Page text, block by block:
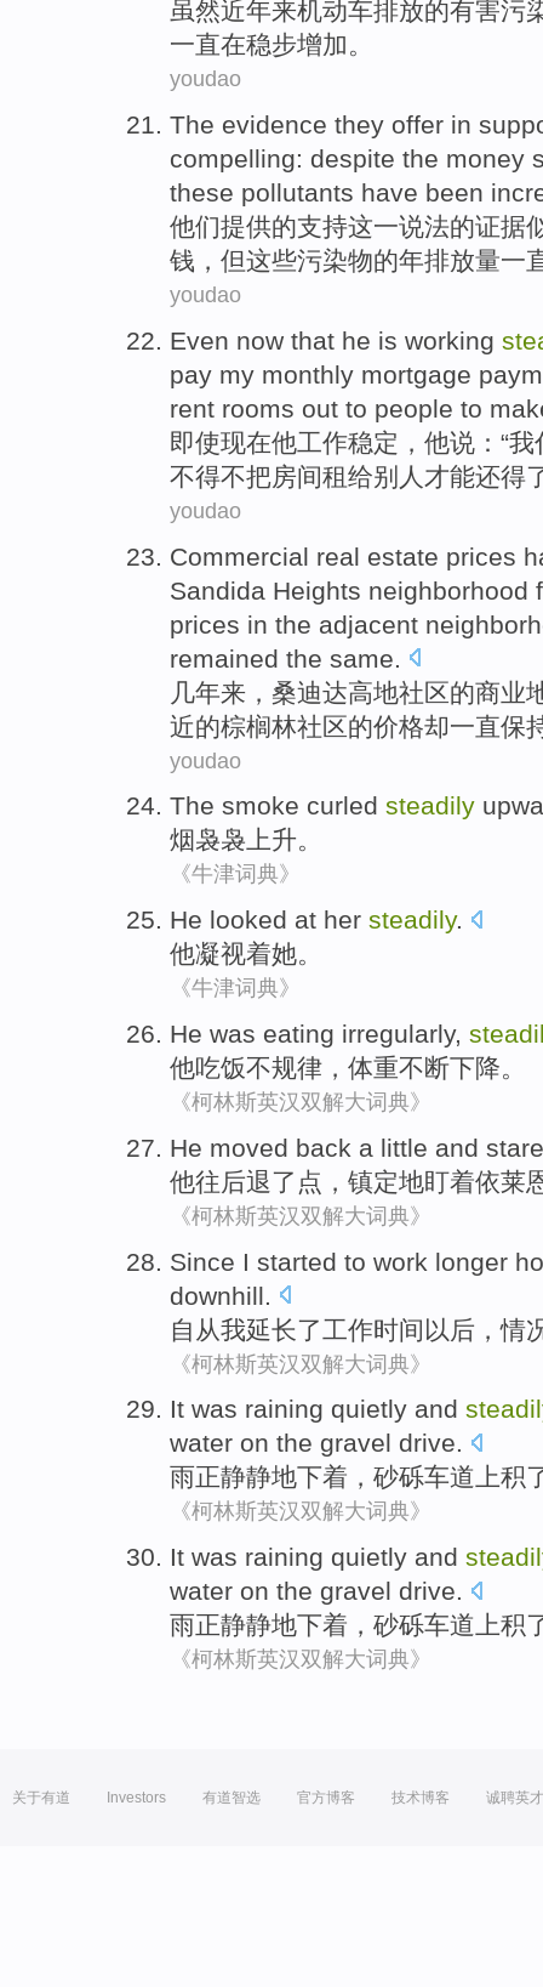
虽然近年来机动车排放的有害污
一直在稳步增加。
youdao
The evidence they offer in
compelling: despite the money
these pollutants have been
他们提供的支持这一说法的证据
钱 ，但这些污染物的年排放量一
youdao
Even now that he is working
pay my monthly mortgage
rent rooms out to people to
即使现在他工作稳定 ，他说 ：“我
不得不把房间租给别人 才能还得
youdao
Commercial real estate prices
Sandida Heights neighborhood
prices in the adjacent
remained the same.
几年来， 桑迪达高地社区的商业
近的棕榈林社区的价格却一直保
youdao
The smoke curled steadily
烟袅袅 上升。
《牛津词典》
He looked at her steadily.
他凝视着她。
《牛津词典》
He was eating irregularly,
他吃饭不规律 ， 体重不断下降。
《柯林斯英汉双解大词典》
He moved back a little and
他往后退了点 ，镇定地盯着依莱
《柯林斯英汉双解大词典》
Since I started to work longer
downhill
自从我延长了工作时间以后，情
《柯林斯英汉双解大词典》
It was raining quietly and
water on the gravel drive.
雨正静静地下着， 砂砾车道 上积
《柯林斯英汉双解大词典》
It was raining quietly and
water on the gravel drive.
雨正静静地下着， 砂砾车道 上积
《柯林斯英汉双解大词典》
关于有道 Investors 有道智选 官方博客 技术博客 诚聘英才